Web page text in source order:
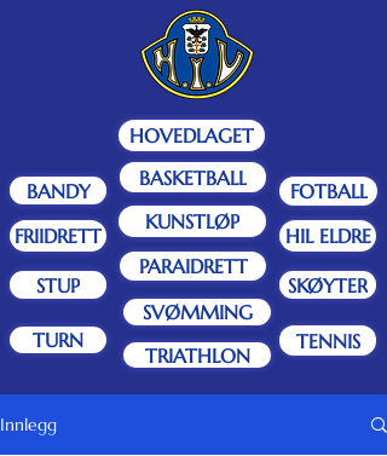
HOVEDLAGET
BANDY
BASKETBALL
FOTBALL
FRIIDRETT
KUNSTLØP
HIL ELDRE
STUP
PARAIDRETT
SKØYTER
SVØMMING
TURN
TRIATHLON
TENNIS
Innlegg